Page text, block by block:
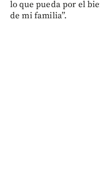
lo que pueda por el
de mi familia”.